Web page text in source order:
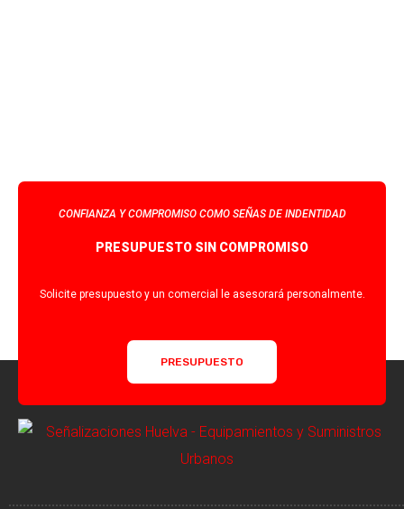
CONFIANZA Y COMPROMISO COMO SEÑAS DE INDENTIDAD
PRESUPUESTO SIN COMPROMISO
Solicite presupuesto y un comercial le asesorará personalmente.
PRESUPUESTO